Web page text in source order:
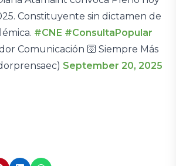
Constituyente sin dictamen de
#CNE #ConsultaPopular
Comunicación 🛜 Siempre Más
September 20, 2025